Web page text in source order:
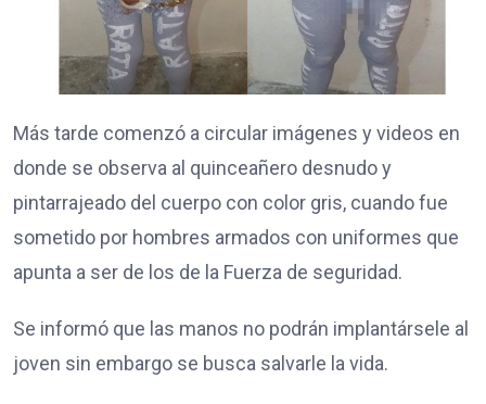
Más tarde comenzó a circular imágenes y videos en
donde se observa al quinceañero desnudo y
pintarrajeado del cuerpo con color gris, cuando fue
sometido por hombres armados con uniformes que
apunta a ser de los de la Fuerza de seguridad.
Se informó que las manos no podrán implantársele al
joven sin embargo se busca salvarle la vida.